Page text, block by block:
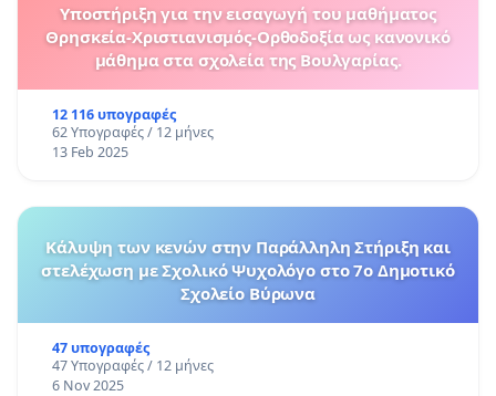
Υποστήριξη για την εισαγωγή του μαθήματος
Θρησκεία-Χριστιανισμός-Ορθοδοξία ως κανονικό
μάθημα στα σχολεία της Βουλγαρίας.
12 116 υπογραφές
62 Υπογραφές / 12 μήνες
13 Feb 2025
Κάλυψη των κενών στην Παράλληλη Στήριξη και
στελέχωση με Σχολικό Ψυχολόγο στο 7ο Δημοτικό
Σχολείο Βύρωνα
47 υπογραφές
47 Υπογραφές / 12 μήνες
6 Nov 2025